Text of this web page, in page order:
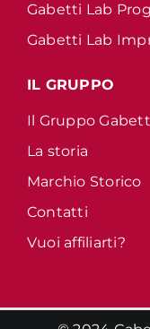
Gabetti Lab
Gabetti Lab
IL GRUPPO
Il Gruppo
La storia
Marchio Storico
Contatti
Vuoi affiliarti?